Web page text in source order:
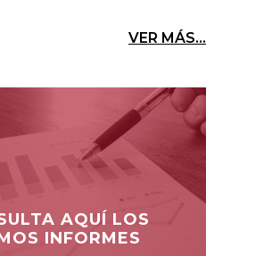
VER MÁS...
AQUÍ LOS
INFORMES